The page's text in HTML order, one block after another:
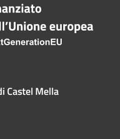
Castel Mella